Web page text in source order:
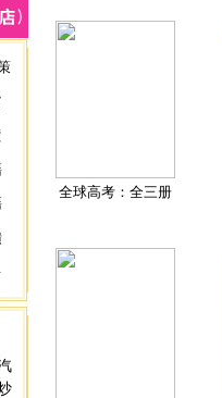
全球高考：全三册